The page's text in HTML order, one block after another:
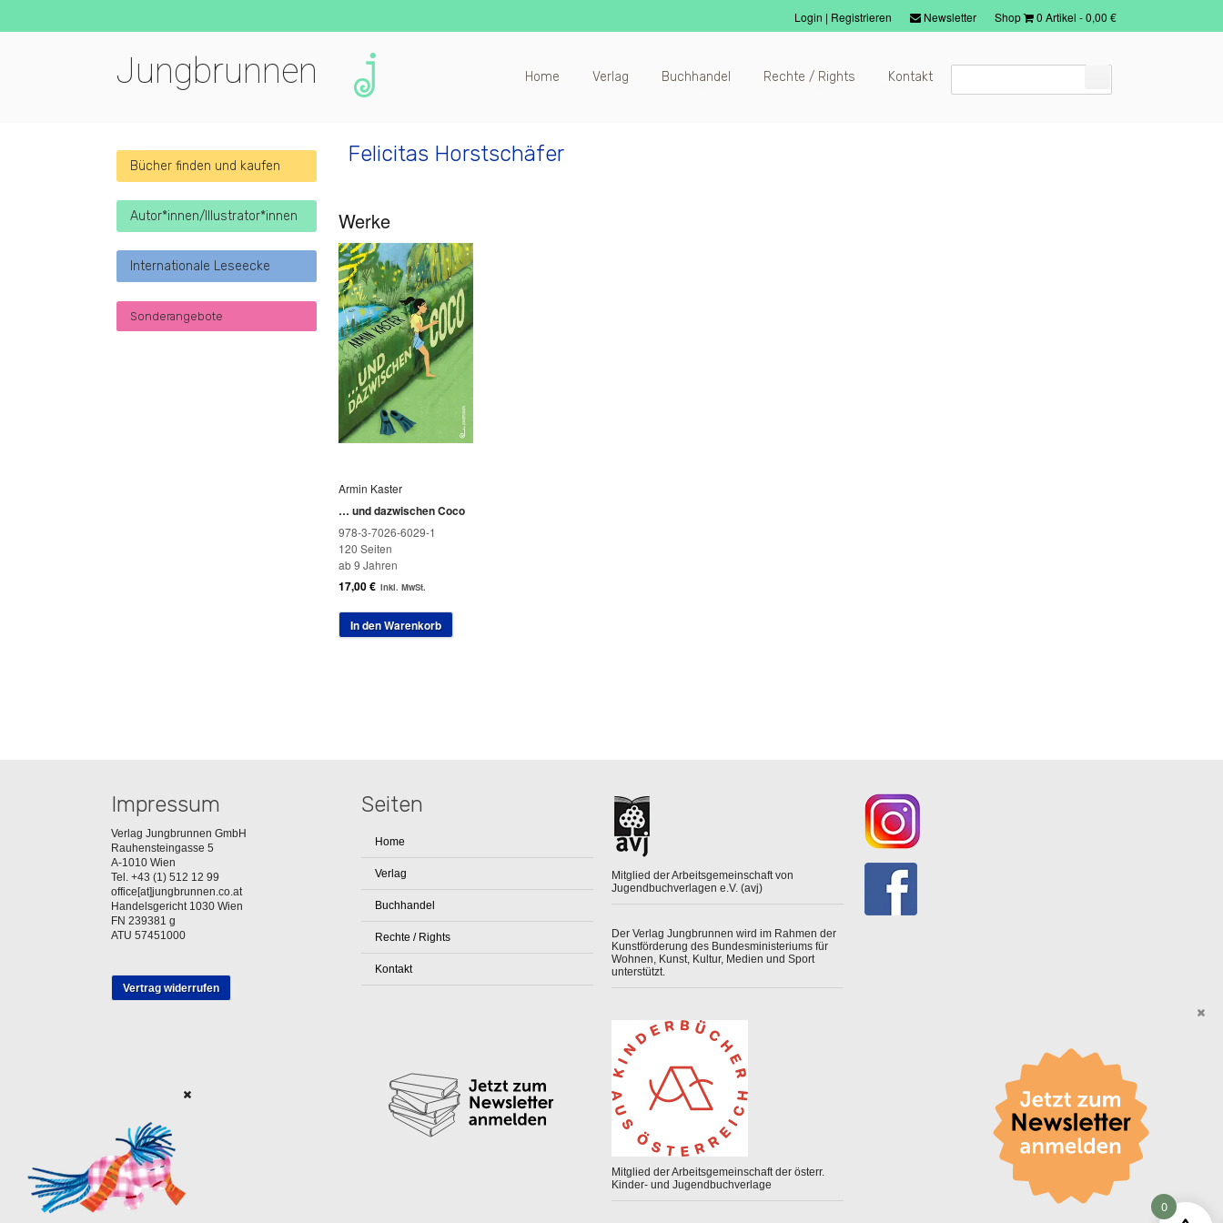
Shop 0 Artikel -0,00 €
Newsletter
Login | Registrieren
Jungbrunnen Home Verlag Buchhandel Rechte / Rights Kontakt
Felicitas Horstschäfer
Werke
Armin Kaster
… und dazwischen Coco
978-3-7026-6029-1
120 Seiten
ab 9 Jahren
17,00€ inkl. MwSt.
In den Warenkorb
Bücher finden und kaufen
Autor*innen/Illustrator*innen
Internationale Leseecke
Sonderangebote
Impressum
Verlag Jungbrunnen GmbH
Rauhensteingasse 5
A-1010 Wien
Tel. +43 (1) 512 12 99
office[at]jungbrunnen.co.at
Handelsgericht 1030 Wien
FN 239381 g
ATU 57451000
Vertrag widerrufen
Seiten
Home
Verlag
Buchhandel
Rechte / Rights
Kontakt
Mitglied der Arbeitsgemeinschaft von
Jugendbuchverlagen e.V. (avj)
Der Verlag Jungbrunnen wird im Rahmen der
Kunstförderung des Bundesministeriums für
Wohnen, Kunst, Kultur, Medien und Sport
unterstützt.
Mitglied der Arbeitsgemeinschaft der österr.
Kinder- und Jugendbuchverlage
0